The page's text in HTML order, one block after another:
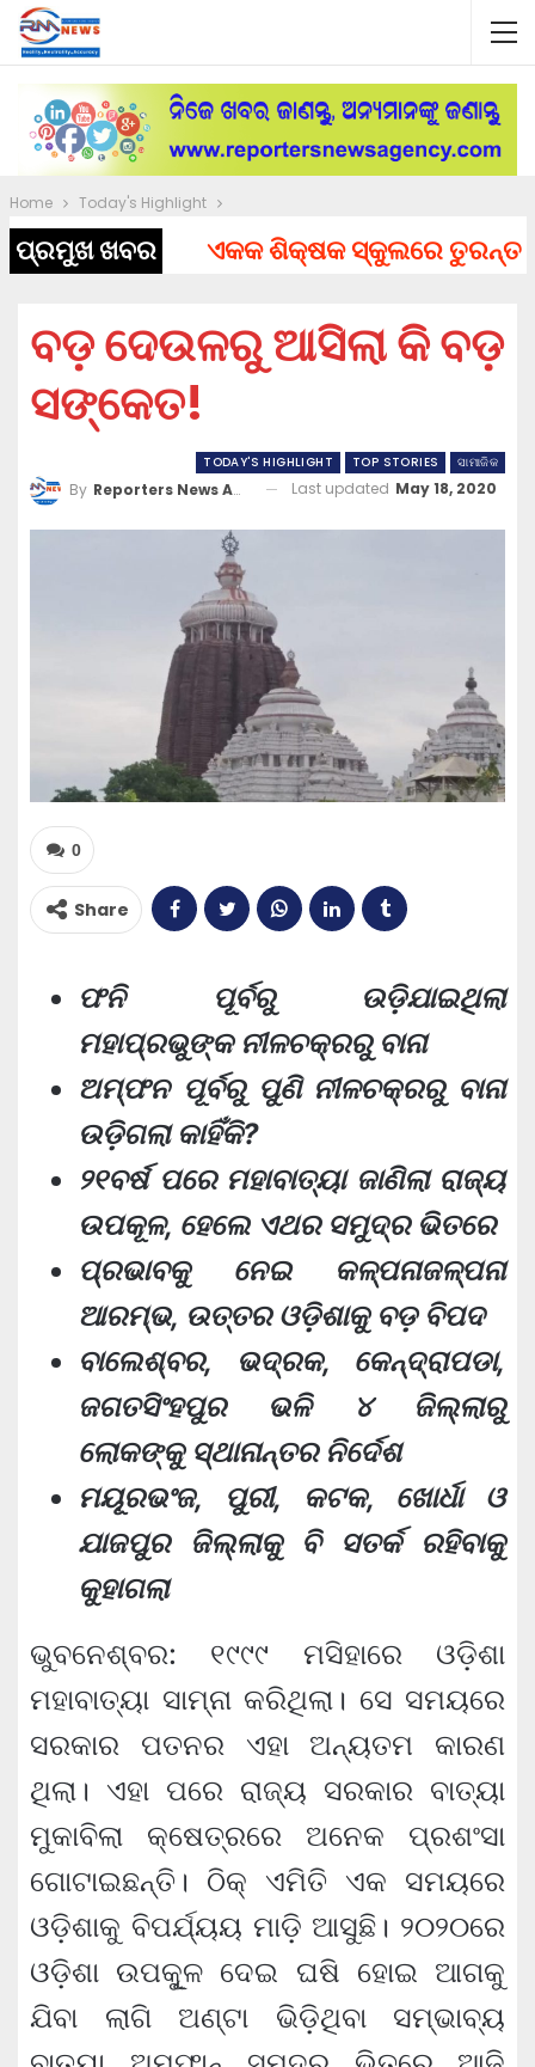
Home Today's Highlight
ପ୍ରମୁଖ ଖବର ଏକକ ଶିକ୍ଷକ ସ୍କୁଲରେ ତୁରନ୍ତ
ବଡ଼ ଦେଉଳରୁ ଆସିଲା କି ବଡ଼
ସଙ୍କେତ!
TODAY'S HIGHLIGHT TOP STORIES ସାମାଜିକ
By Reporters News Agency Last updated May 18, 2020
0
Share
ଫନି ପୂର୍ବରୁ ଉଡ଼ିଯାଇଥିଲା
ମହାପ୍ରଭୁଙ୍କ ନୀଳଚକ୍ରରୁ ବାନା
ଅମ୍ଫନ ପୂର୍ବରୁ ପୁଣି ନୀଳଚକ୍ରରୁ ବାନା
ଉଡ଼ିଗଲା କାହିଁକି?
୨୧ବର୍ଷ ପରେ ମହାବାତ୍ୟା ଜାଣିଲା ରାଜ୍ୟ
ଉପକୂଳ, ହେଲେ ଏଥର ସମୁଦ୍ର ଭିତରେ
ପ୍ରଭାବକୁ ନେଇ କଳ୍ପନାଜଳ୍ପନା
ଆରମ୍ଭ, ଉତ୍ତର ଓଡ଼ିଶାକୁ ବଡ଼ ବିପଦ
ବାଲେଶ୍ବର, ଭଦ୍ରକ, କେନ୍ଦ୍ରାପଡା,
ଜଗତସିଂହପୁର ଭଳି ୪ ଜିଲ୍ଲାରୁ
ଲୋକଙ୍କୁ ସ୍ଥାନାନ୍ତର ନିର୍ଦେଶ
ମୟୂରଭଂଜ, ପୁରୀ, କଟକ, ଖୋର୍ଧା ଓ
ଯାଜପୁର ଜିଲ୍ଲାକୁ ବି ସତର୍କ ରହିବାକୁ
କୁହାଗଲା
ଭୁବନେଶ୍ବର: ୧୯୯୯ ମସିହାରେ ଓଡ଼ିଶା
ମହାବାତ୍ୟା ସାମ୍ନା କରିଥିଲା। ସେ ସମୟରେ
ସରକାର ପତନର ଏହା ଅନ୍ୟତମ କାରଣ
ଥିଲା। ଏହା ପରେ ରାଜ୍ୟ ସରକାର ବାତ୍ୟା
ମୁକାବିଲା କ୍ଷେତ୍ରରେ ଅନେକ ପ୍ରଶଂସା
ଗୋଟାଇଛନ୍ତି। ଠିକ୍ ଏମିତି ଏକ ସମୟରେ
ଓଡ଼ିଶାକୁ ବିପର୍ଯ୍ୟୟ ମାଡ଼ି ଆସୁଛି। ୨୦୨୦ରେ
ଓଡ଼ିଶା ଉପକୂୁଳ ଦେଇ ଘଷି ହୋଇ ଆଗକୁ
ଯିବା ଲାଗି ଅଣ୍ଟା ଭିଡ଼ିଥିବା ସମ୍ଭାବ୍ୟ